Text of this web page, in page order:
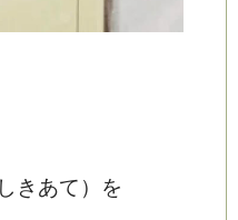
きあて）を